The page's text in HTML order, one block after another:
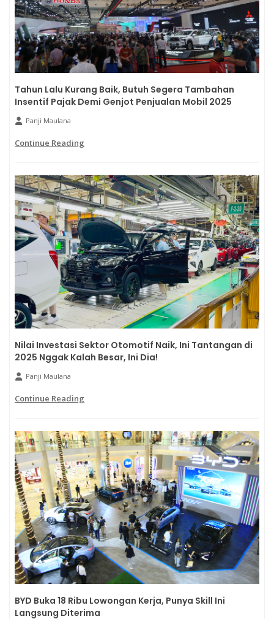
Tahun Lalu Kurang Baik, Butuh Segera Tambahan
Insentif Pajak Demi Genjot Penjualan Mobil 2025
Panji Maulana
Continue Reading
Nilai Investasi Sektor Otomotif Naik, Ini Tantangan di
2025 Nggak Kalah Besar, Ini Dia!
Panji Maulana
Continue Reading
BYD Buka 18 Ribu Lowongan Kerja, Punya Skill Ini
Langsung Diterima